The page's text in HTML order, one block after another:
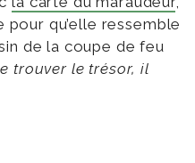
pour qu’elle ressemble
de la coupe de feu
trouver le trésor, il